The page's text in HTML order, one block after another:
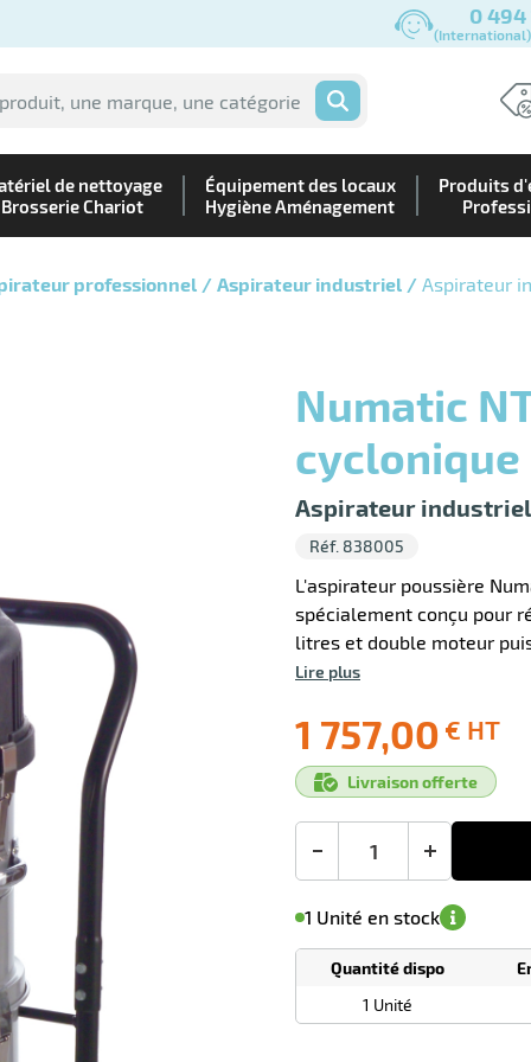
0 494
OK
de nettoyage
Brosserie Chariot
Équipement des locaux
Hygiène Aménagement
Produits
professionnel Aspirateur industriel Aspirateur
Numatic NTD750C aspirateur
cyclonique
Aspirateur
Réf. 838005
L'aspirateur poussière
spécialement conçu pour
litres et double moteur
Lire plus
1 757,00 € HT
Ecotaxe
: 0,00 €
Prix
public
conseillé
HT
Livraison offerte
+
de
commande
1 Unité en stock
M'avertir de
disponibilité(5)
TarifQuantité dispo
1 Unité